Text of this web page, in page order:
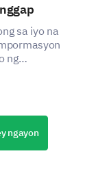
sa iyo na
ng
ngayon